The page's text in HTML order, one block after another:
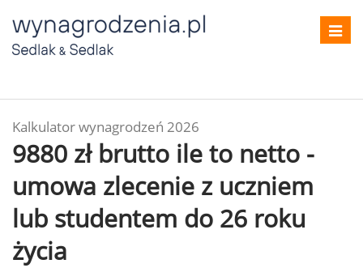
Kalkulator wynagrodzeń 2026
9880 zł brutto ile to netto -
umowa zlecenie z uczniem
lub studentem do 26 roku
życia